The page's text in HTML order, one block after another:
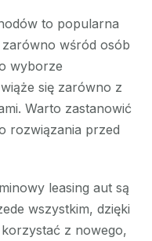
to popularna
wśród osób
wyborze
się zarówno z
Warto zastanowić
rozwiązania przed
leasing aut są
wszystkim, dzięki
z nowego,